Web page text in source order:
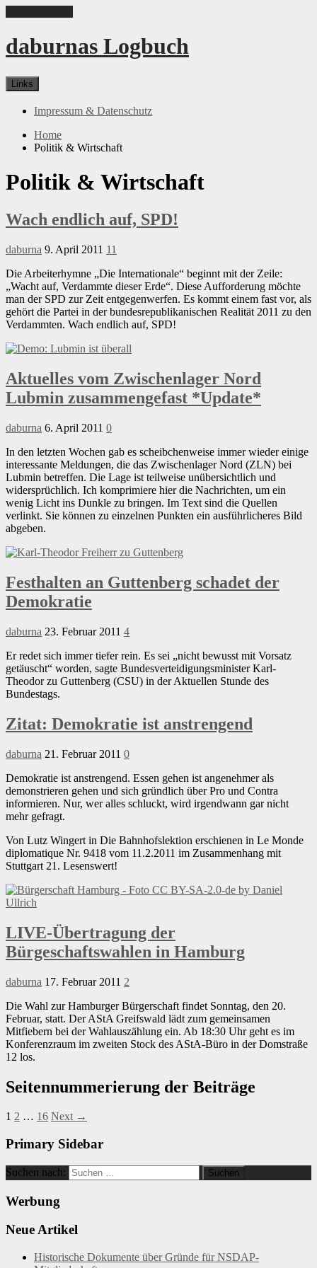
daburnas Logbuch
Links
Impressum & Datenschutz
Home
Politik & Wirtschaft
Politik & Wirtschaft
Wach endlich auf, SPD!
daburna 9. April 2011 11
Die Arbeiterhymne „Die Internationale“ beginnt mit der Zeile:
„Wacht auf, Verdammte dieser Erde“. Diese Aufforderung möchte
man der SPD zur Zeit entgegenwerfen. Es kommt einem fast vor, als
gehört die Partei in der bundesrepublikanischen Realität 2011 zu den
Verdammten. Wach endlich auf, SPD!
Aktuelles vom Zwischenlager Nord
Lubmin zusammengefast *Update*
daburna 6. April 2011 0
In den letzten Wochen gab es scheibchenweise immer wieder einige
interessante Meldungen, die das Zwischenlager Nord (ZLN) bei
Lubmin betreffen. Die Lage ist teilweise unübersichtlich und
widersprüchlich. Ich komprimiere hier die Nachrichten, um ein
wenig Licht ins Dunkle zu bringen. Im Text sind die Quellen
verlinkt. Sie können zu einzelnen Punkten ein ausführlicheres Bild
abgeben.
Festhalten an Guttenberg schadet der
Demokratie
daburna 23. Februar 2011 4
Er redet sich immer tiefer rein. Es sei „nicht bewusst mit Vorsatz
getäuscht“ worden, sagte Bundesverteidigungsminister Karl-
Theodor zu Guttenberg (CSU) in der Aktuellen Stunde des
Bundestags.
Zitat: Demokratie ist anstrengend
daburna 21. Februar 2011 0
Demokratie ist anstrengend. Essen gehen ist angenehmer als
demonstrieren gehen und sich gründlich über Pro und Contra
informieren. Nur, wer alles schluckt, wird irgendwann gar nicht
mehr gefragt.
Von Lutz Wingert in Die Bahnhofslektion erschienen in Le Monde
diplomatique Nr. 9418 vom 11.2.2011 im Zusammenhang mit
Stuttgart 21. Lesenswert!
LIVE-Übertragung der
Bürgeschaftswahlen in Hamburg
daburna 17. Februar 2011 2
Die Wahl zur Hamburger Bürgerschaft findet Sonntag, den 20.
Februar, statt. Der AStA Greifswald lädt zum gemeinsamen
Mitfiebern bei der Wahlauszählung ein. Ab 18:30 Uhr geht es im
Konferenzraum im zweiten Stock des AStA-Büro in der Domstraße
12 los.
Seitennummerierung der Beiträge
1 2 … 16 Next →
Primary Sidebar
Suchen nach:
Werbung
Neue Artikel
Historische Dokumente über Gründe für NSDAP-